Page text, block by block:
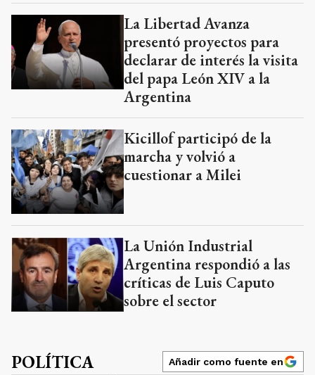
La Libertad Avanza
presentó proyectos para
declarar de interés la visita
del papa León XIV a la
Argentina
Kicillof participó de la
marcha y volvió a
cuestionar a Milei
La Unión Industrial
Argentina respondió a las
críticas de Luis Caputo
sobre el sector
POLÍTICA Añadir como fuente en